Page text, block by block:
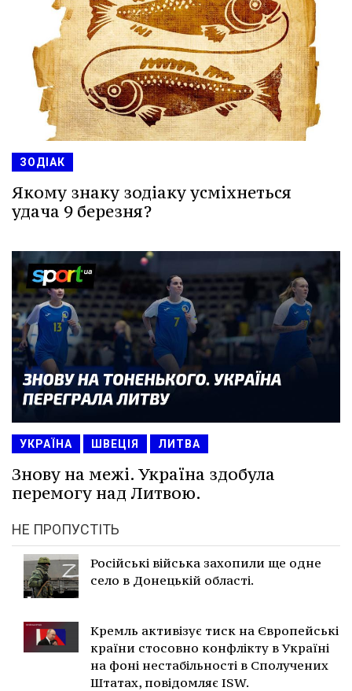
ЗОДІАК
Якому знаку зодіаку усміхнеться
удача 9 березня?
УКРАЇНА ШВЕЦІЯ ЛИТВА
Знову на межі. Україна здобула
перемогу над Литвою.
НЕ ПРОПУСТІТЬ
Російські війська захопили ще одне
село в Донецькій області.
Кремль активізує тиск на Європейські
країни стосовно конфлікту в Україні
на фоні нестабільності в Сполучених
Штатах, повідомляє ISW.